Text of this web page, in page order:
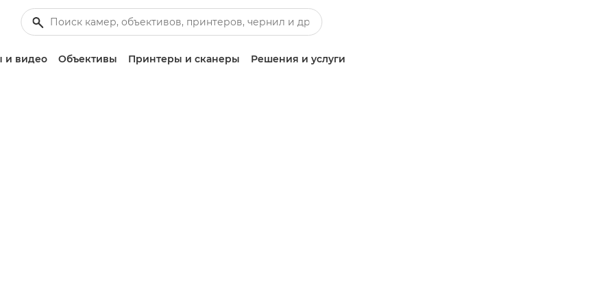
и видео Объективы Принтеры и сканеры Решения и услуги